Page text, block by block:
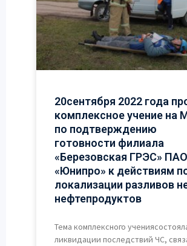
20сентября 2022 года
комплексное учение на
по подтверждению
готовности филиала
«Березовская ГРЭС» ПАО
«Юнипро» к действиям
локализации разливов
нефтепродуктов
Тема комплексного
ликвидации последствий ЧС,